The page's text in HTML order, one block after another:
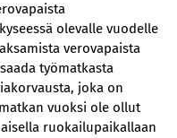
olevalle vuodelle
verovapaista
työmatkasta
joka on
vuoksi ole ollut
ruokailupaikallaan